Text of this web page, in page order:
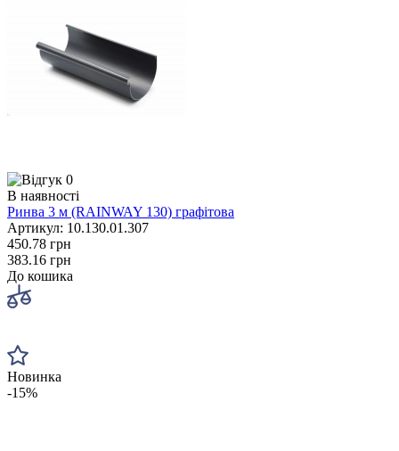
0
В наявності
Ринва 3 м (RAINWAY 130) графітова
Артикул: 10.130.01.307
450.78 грн
383.16 грн
До кошика
Новинка
-15%